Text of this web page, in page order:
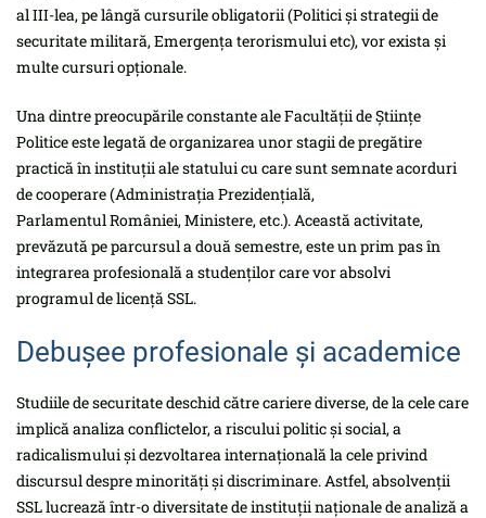
al III-lea, pe lângă cursurile obligatorii (Politici și strategii de
securitate militară, Emergența terorismului etc), vor exista și
multe cursuri opționale.
Una dintre preocupările constante ale Facultății de Științe
Politice este legată de organizarea unor stagii de pregătire
practică în instituții ale statului cu care sunt semnate acorduri
de cooperare (Administrația Prezidențială,
Parlamentul României, Ministere, etc.). Această activitate,
prevăzută pe parcursul a două semestre, este un prim pas în
integrarea profesională a studenților care vor absolvi
programul de licență SSL.
Debușee profesionale și academice
Studiile de securitate deschid către cariere diverse, de la cele care
implică analiza conflictelor, a riscului politic și social, a
radicalismului și dezvoltarea internațională la cele privind
discursul despre minorități și discriminare. Astfel, absolvenții
SSL lucrează într-o diversitate de instituții naționale de analiză a